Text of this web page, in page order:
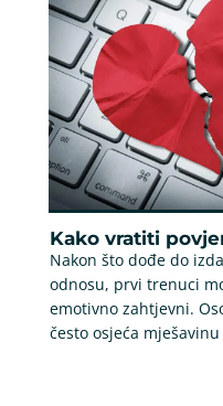
Kako vratiti
Nakon što dođe do
odnosu, prvi trenuci
emotivno zahtjevni.
često osjeća